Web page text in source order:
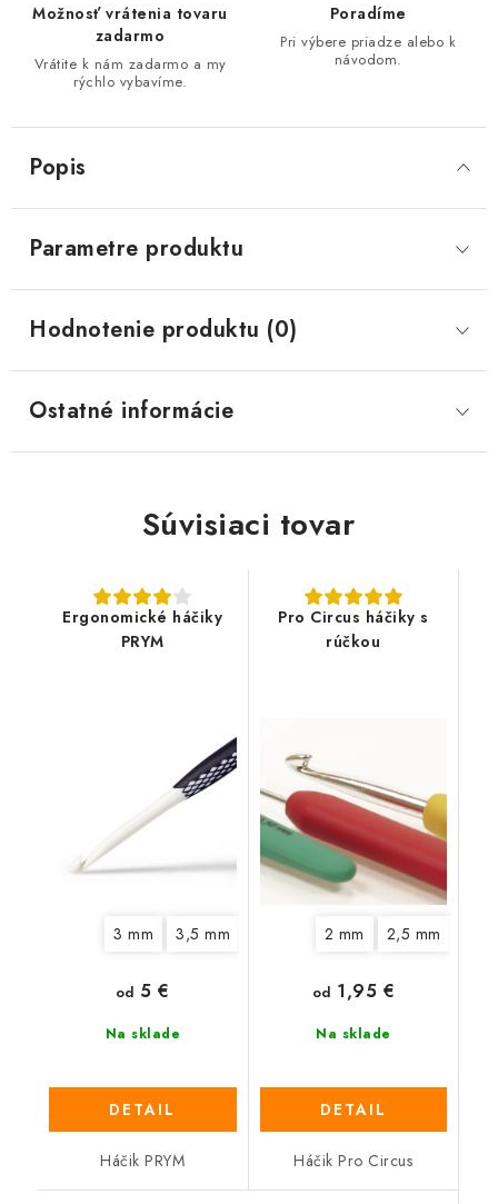
Možnosť vrátenia tovaru
zadarmo
Vrátite k nám zadarmo a my
rýchlo vybavíme.
Poradíme
Pri výbere priadze alebo k
návodom.
Popis
Parametre produktu
Hodnotenie produktu (0)
Ostatné informácie
Súvisiaci tovar
Ergonomické háčiky
PRYM
3 mm 3,5 mm 5 mm 6 mm
Na sklade
od 5 €
DETAIL
Háčik PRYM
Pro Circus háčiky s
rúčkou
2 mm 2,5 mm
Na sklade
od 1,95 €
DETAIL
Háčik Pro Circus